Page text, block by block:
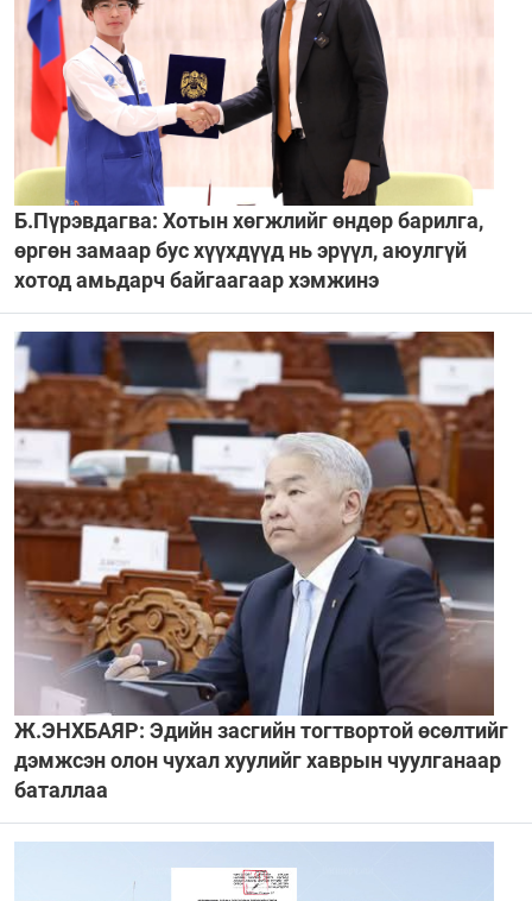
Б.Пүрэвдагва: Хотын хөгжлийг өндөр барилга,
өргөн замаар бус хүүхдүүд нь эрүүл, аюулгүй
хотод амьдарч байгаагаар хэмжинэ
Ж.ЭНХБАЯР: Эдийн засгийн тогтвортой өсөлтийг
дэмжсэн олон чухал хуулийг хаврын чуулганаар
баталлаа